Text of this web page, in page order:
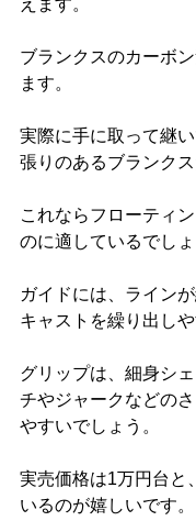
ブランクスのカーボ
ます。
実際に手に取って継
張りのあるブランクス
これならフローティ
のに適しているでしょ
ガイドには、ライン
キャストを繰り出しや
グリップは、細身シ
チやジャークなどの
やすいでしょう。
実売価格は1万円台と
いるのが嬉しいです。